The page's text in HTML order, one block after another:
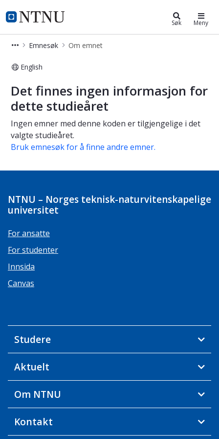
NTNU Hjemmeside
Studier Søk Meny
Emnesøk Om emnet
English
Om emnet
Det finnes ingen informasjon for
dette studieåret
Ingen emner med denne koden er tilgjengelige i det
valgte studieåret.
Bruk emnesøk for å finne andre emner.
NTNU – Norges teknisk-naturvitenskapelige
universitet
For ansatte
For studenter
Innsida
Canvas
Studere
Aktuelt
Om NTNU
Kontakt